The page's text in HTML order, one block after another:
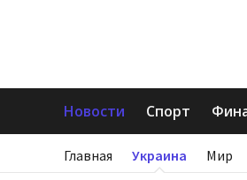
Новости Спорт
Главная Украина Мир